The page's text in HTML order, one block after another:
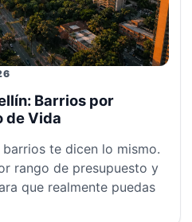
Barrios por
de Vida
te dicen lo mismo.
rango de presupuesto y
que realmente puedas